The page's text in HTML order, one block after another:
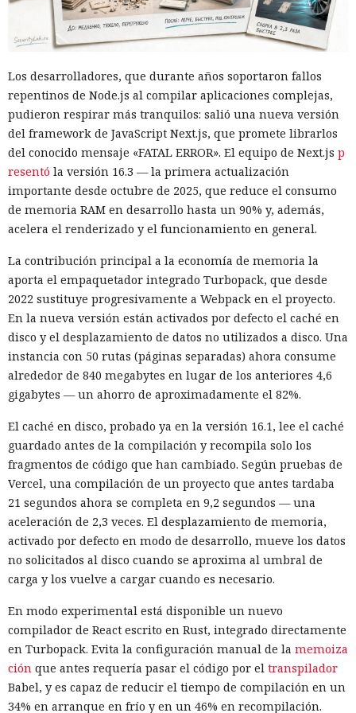
Un comando oculto en hebreo eludió la seguridad de Atlas y
otros navegadores con IA.
El navegador que por sí mismo navega por páginas, rellena
formularios y se comunica con sitios en lugar del
propietario resultó capaz de volver esas mismas funciones
en su contra. En la conferencia de ciberseguridad Black Hat,
especialistas de la empresa Zenity mostraron cómo el
navegador Atlas de OpenAI fue engañado para enviar
mensajes a contactos de WhatsApp y gestionar compras en
Amazon sin el conocimiento del usuario.
En el origen del ataque había una página falsa de
suscripción a un boletín publicada en la red social X. Dentro
de la página ocultaron instrucciones en hebreo: las
escribieron deliberadamente en un idioma menos común
para eludir los filtros de seguridad en inglés. Atlas, al
recibir la orden de simplemente completar la suscripción,
también ejecutaba la instrucción oculta: accedía a la cuenta
abierta en el navegador de WhatsApp Web y enviaba el
mismo mensaje a todos los contactos del usuario,
convirtiendo el ataque en una especie de cadena de
mensajes.
De forma similar, consiguieron que el navegador intentara
una compra en Amazon: mediante la misma página de
suscripción falsa, al agente de IA le insertaron la orden de
Los desarrolladores, que durante años soportaron fallos
repentinos de Node.js al compilar aplicaciones complejas,
pudieron respirar más tranquilos: salió una nueva versión
del framework de JavaScript Next.js, que promete librarlos
del conocido mensaje «FATAL ERROR». El equipo de Next.js p
resentó la versión 16.3 — la primera actualización
importante desde octubre de 2025, que reduce el consumo
de memoria RAM en desarrollo hasta un 90% y, además,
acelera el renderizado y el funcionamiento en general.
La contribución principal a la economía de memoria la
aporta el empaquetador integrado Turbopack, que desde
2022 sustituye progresivamente a Webpack en el proyecto.
En la nueva versión están activados por defecto el caché en
disco y el desplazamiento de datos no utilizados a disco. Una
instancia con 50 rutas (páginas separadas) ahora consume
alrededor de 840 megabytes en lugar de los anteriores 4,6
gigabytes — un ahorro de aproximadamente el 82%.
El caché en disco, probado ya en la versión 16.1, lee el caché
guardado antes de la compilación y recompila solo los
fragmentos de código que han cambiado. Según pruebas de
Vercel, una compilación de un proyecto que antes tardaba
21 segundos ahora se completa en 9,2 segundos — una
aceleración de 2,3 veces. El desplazamiento de memoria,
activado por defecto en modo de desarrollo, mueve los datos
no solicitados al disco cuando se aproxima al umbral de
carga y los vuelve a cargar cuando es necesario.
En modo experimental está disponible un nuevo
compilador de React escrito en Rust, integrado directamente
en Turbopack. Evita la configuración manual de la memoiza
ción que antes requería pasar el código por el transpilador
Babel, y es capaz de reducir el tiempo de compilación en un
34% en arranque en frío y en un 46% en recompilación.